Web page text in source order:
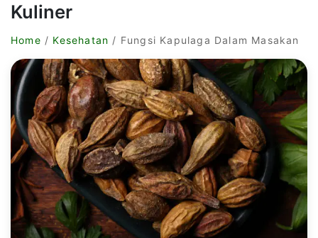
Kuliner
Home / Kesehatan / Fungsi Kapulaga Dalam Masakan